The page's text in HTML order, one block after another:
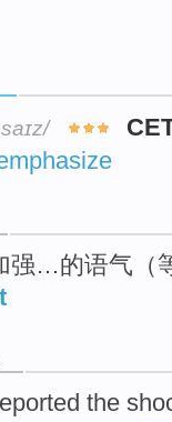
强…的语气（
the